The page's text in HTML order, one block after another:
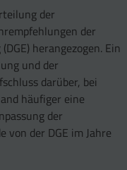
der
der
herangezogen. Ein
und der
darüber, bei
häufiger eine
der
der DGE im Jahre